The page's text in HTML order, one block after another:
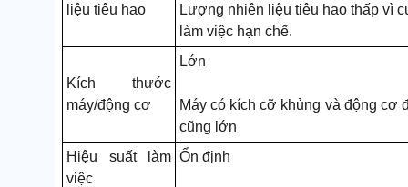
liệu tiêu hao
Lượng nhiên liệu tiêu hao thấp vì
làm việc hạn chế.
Kích thước
máy/động cơ
Lớn
Máy có kích cỡ khủng và động cơ
cũng lớn
Hiệu suất làm
việc
Ổn định